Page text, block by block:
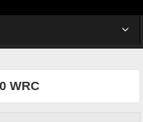
WRC